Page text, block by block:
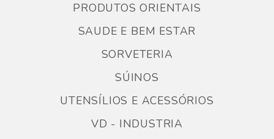
PRODUTOS ORIENTAIS
SAUDE E BEM ESTAR
SORVETERIA
SÚINOS
UTENSÍLIOS E ACESSÓRIOS
VD - INDUSTRIA